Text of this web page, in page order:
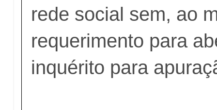
rede social sem, ao
requerimento para
inquérito para